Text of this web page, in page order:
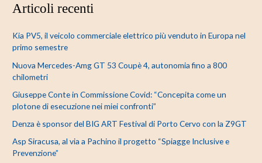
r
a
Articoli recenti
Kia PV5, il veicolo commerciale elettrico più venduto in Europa nel
primo semestre
Nuova Mercedes-Amg GT 53 Coupè 4, autonomia fino a 800
chilometri
Giuseppe Conte in Commissione Covid: “Concepita come un
plotone di esecuzione nei miei confronti”
Denza è sponsor del BIG ART Festival di Porto Cervo con la Z9GT
Asp Siracusa, al via a Pachino il progetto “Spiagge Inclusive e
Prevenzione”